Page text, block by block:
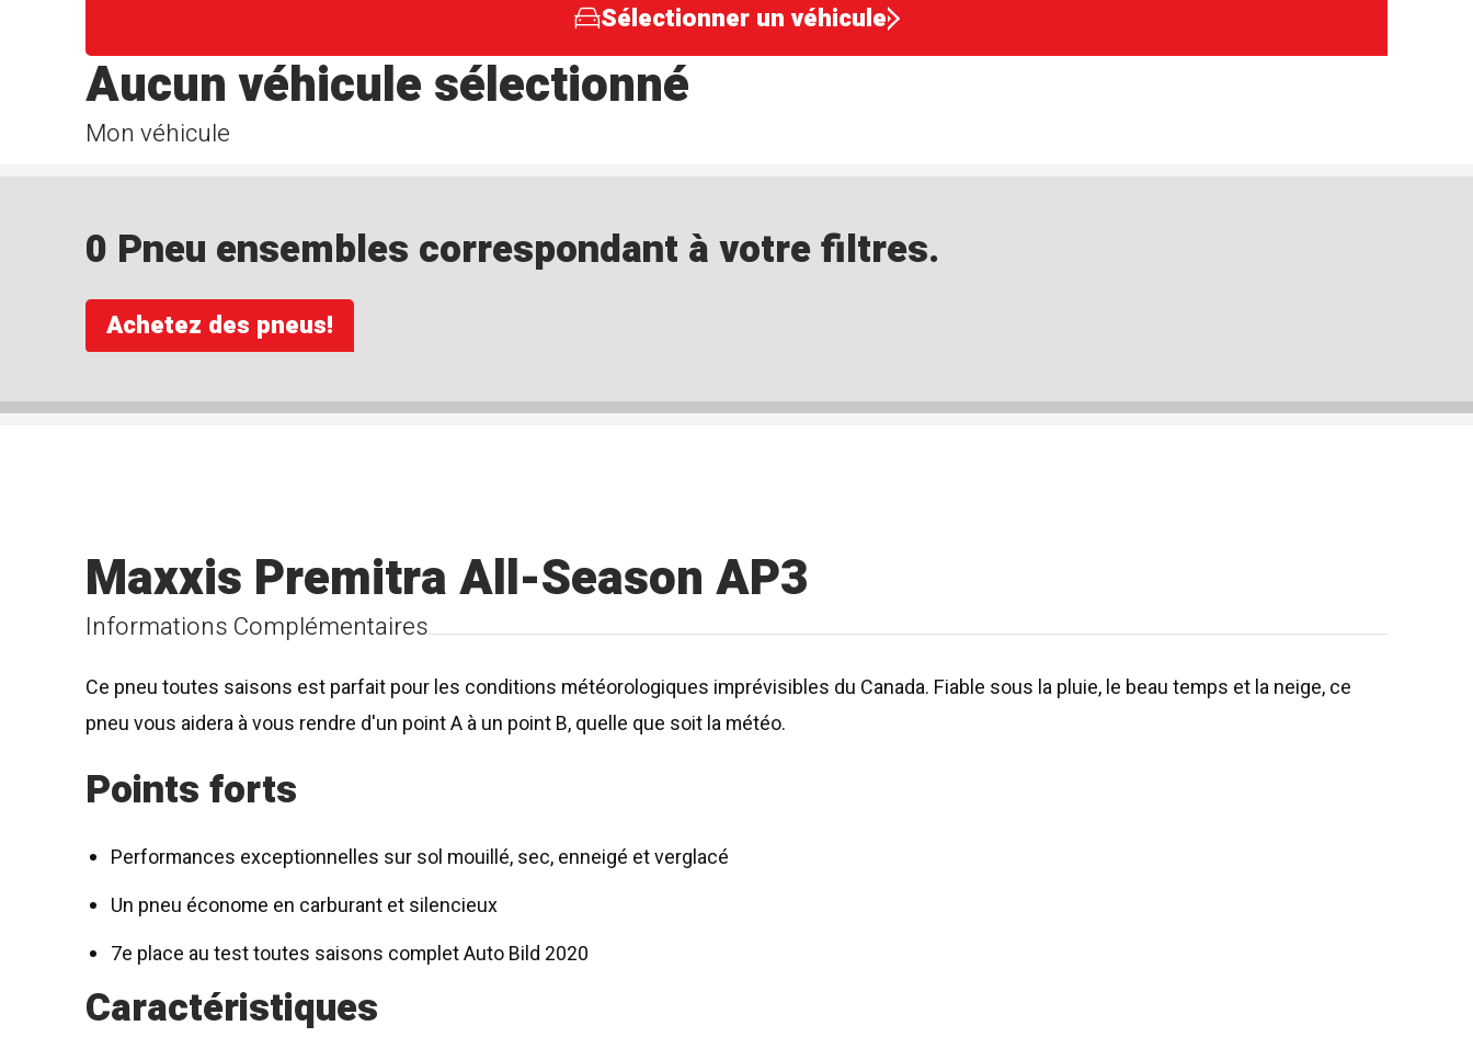
Sélectionner un véhicule
Mon véhicule
Aucun véhicule sélectionné
0 Pneu ensembles correspondant à votre filtres.
Achetez des pneus!
Informations Complémentaires
Maxxis Premitra All-Season AP3
Ce pneu toutes saisons est parfait pour les conditions météorologiques imprévisibles du Canada. Fiable sous la pluie, le beau temps et la neige, ce
pneu vous aidera à vous rendre d'un point A à un point B, quelle que soit la météo.
Points forts
Performances exceptionnelles sur sol mouillé, sec, enneigé et verglacé
Un pneu économe en carburant et silencieux
7e place au test toutes saisons complet Auto Bild 2020
Caractéristiques